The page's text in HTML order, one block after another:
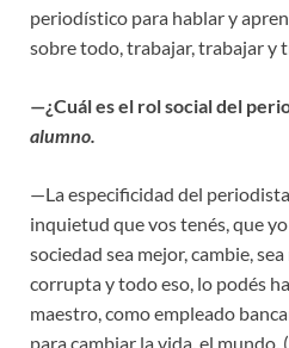
periodístico para hablar y
sobre todo, trabajar, trabajar y
—¿Cuál es el rol social del
alumno.
—La especificidad del
inquietud que vos tenés, que
sociedad sea mejor, cambie,
corrupta y todo eso, lo podés
maestro, como empleado
para cambiar la vida, el